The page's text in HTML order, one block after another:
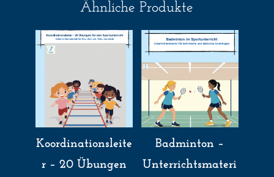
Ähnliche Produkte
Koordinationsleite
r – 20 Übungen
Badminton –
Unterrichtsmateri